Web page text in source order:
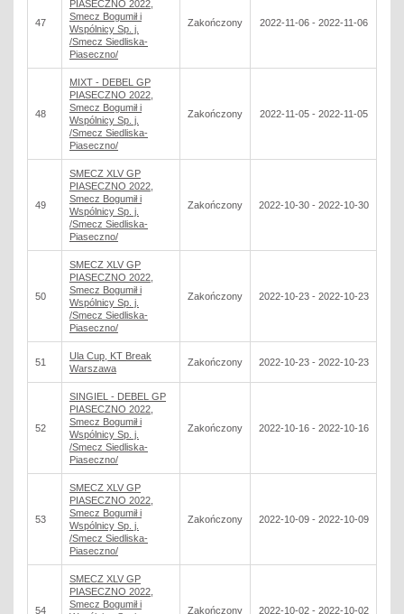
47
PIASECZNO 2022,
Smecz Bogumił i
Wspólnicy Sp. j.
/Smecz Siedliska-
Piaseczno/
Zakończony 2022-11-06 - 2022-11-06
48
MIXT - DEBEL GP
PIASECZNO 2022,
Smecz Bogumił i
Wspólnicy Sp. j.
/Smecz Siedliska-
Piaseczno/
Zakończony 2022-11-05 - 2022-11-05
49
SMECZ XLV GP
PIASECZNO 2022,
Smecz Bogumił i
Wspólnicy Sp. j.
/Smecz Siedliska-
Piaseczno/
Zakończony 2022-10-30 - 2022-10-30
50
SMECZ XLV GP
PIASECZNO 2022,
Smecz Bogumił i
Wspólnicy Sp. j.
/Smecz Siedliska-
Piaseczno/
Zakończony 2022-10-23 - 2022-10-23
51
Ula Cup, KT Break
Warszawa
Zakończony 2022-10-23 - 2022-10-23
52
SINGIEL - DEBEL GP
PIASECZNO 2022,
Smecz Bogumił i
Wspólnicy Sp. j.
/Smecz Siedliska-
Piaseczno/
Zakończony 2022-10-16 - 2022-10-16
53
SMECZ XLV GP
PIASECZNO 2022,
Smecz Bogumił i
Wspólnicy Sp. j.
/Smecz Siedliska-
Piaseczno/
Zakończony 2022-10-09 - 2022-10-09
54
SMECZ XLV GP
PIASECZNO 2022,
Smecz Bogumił i
Zakończony 2022-10-02 - 2022-10-02